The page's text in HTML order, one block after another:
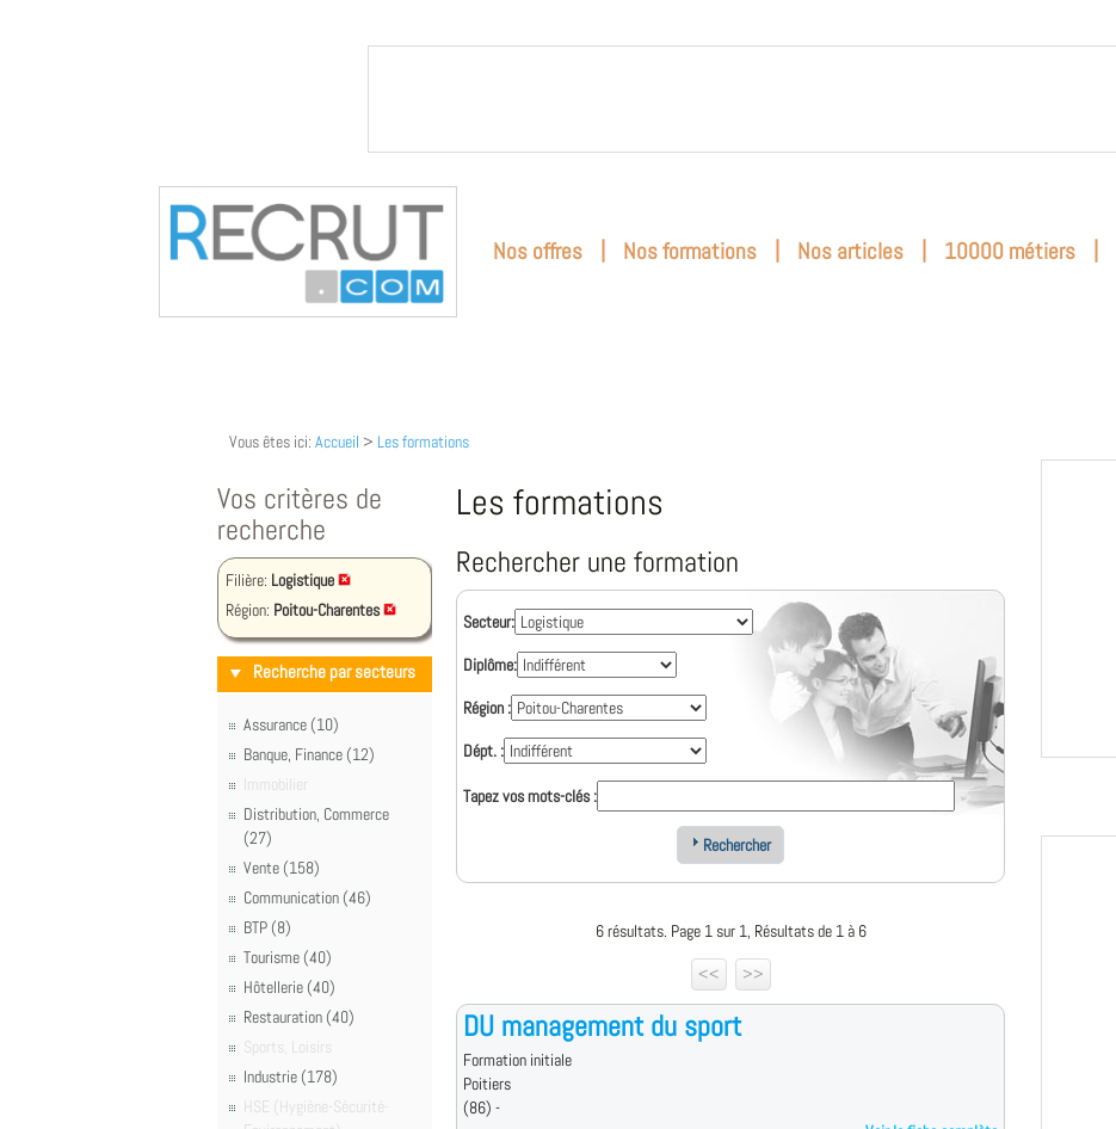
Nos offres | Nos formations | Nos articles | 10000 métiers |
Vous êtes ici: Accueil > Les formations
Vos critères de
recherche
Filière: Logistique
Région: Poitou-Charentes
Recherche par secteurs
Assurance (10)
Banque, Finance (12)
Immobilier
Distribution, Commerce
(27)
Vente (158)
Communication (46)
BTP (8)
Tourisme (40)
Hôtellerie (40)
Restauration (40)
Sports, Loisirs
Industrie (178)
HSE (Hygiène-Sécurité-
Les formations
Rechercher une formation
Secteur:
Diplôme:
Région :
Dépt. :
Tapez vos mots-clés :
Rechercher
6 résultats. Page 1 sur 1, Résultats de 1 à 6
<<
>>
DU management du sport
Formation initiale
Poitiers
(86) -